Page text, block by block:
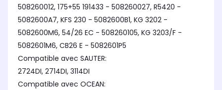
508260012, 175+55 191433 - 508260027, R5420 -
5082600A7, KFS 230 - 5082600B1, KG 3202 -
5082600M6, 54/26 EC - 508260105, KG 3203/F -
5082601M6, CB26 E - 5082601P5
Compatible avec SAUTER:
2724DI, 2714DI, 3114DI
Compatible avec OCEAN: